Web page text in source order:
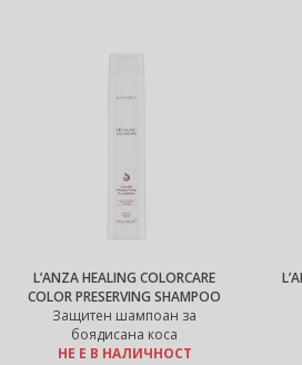
L’ANZA HEALING COLORCARE
COLOR PRESERVING SHAMPOO
Защитен шампоан за
боядисана коса
НЕ Е В НАЛИЧНОСТ